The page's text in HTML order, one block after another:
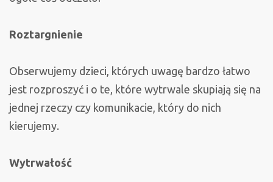
Roztargnienie
Obserwujemy dzieci, których uwagę bardzo łatwo
jest rozproszyć i o te, które wytrwale skupiają się na
jednej rzeczy czy komunikacie, który do nich
kierujemy.
Wytrwałość